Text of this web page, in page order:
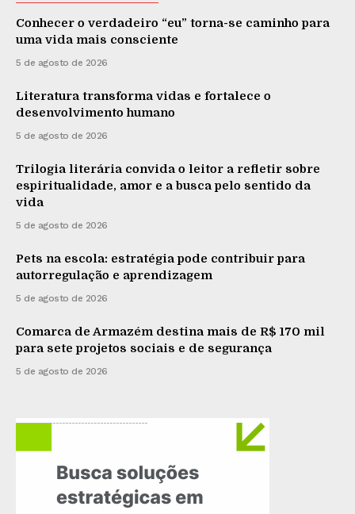
Conhecer o verdadeiro “eu” torna-se caminho para
uma vida mais consciente
5 de agosto de 2026
Literatura transforma vidas e fortalece o
desenvolvimento humano
5 de agosto de 2026
Trilogia literária convida o leitor a refletir sobre
espiritualidade, amor e a busca pelo sentido da
vida
5 de agosto de 2026
Pets na escola: estratégia pode contribuir para
autorregulação e aprendizagem
5 de agosto de 2026
Comarca de Armazém destina mais de R$ 170 mil
para sete projetos sociais e de segurança
5 de agosto de 2026